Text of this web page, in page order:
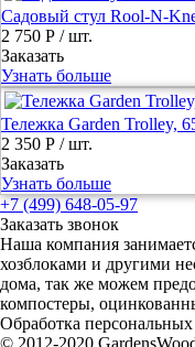
Садовый стул Rool-N-
2 750 Р / шт.
Заказать
Узнать больше
Тележка Garden Trolley,
2 350 Р / шт.
Заказать
Узнать больше
+7 (499) 648-05-97
Заказать звонок
Наша компания
хозблоками и другими
дома, так же можем
компостеры,
Обработка
© 2012-2020